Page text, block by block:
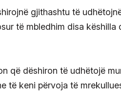
gjithashtu të
të mbledhim disa
që dëshiron të udhëtojë
të keni përvoja të